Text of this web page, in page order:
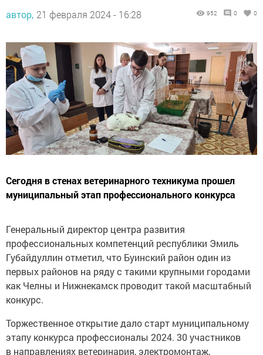
автор, 21 февраля 2024 - 16:28 952 0 0
Сегодня в стенах ветеринарного техникума прошел
муниципальный этап профессионального конкурса
Генеральный директор центра развития
профессиональных компетенций республики Эмиль
Губайдуллин отметил, что Буинский район один из
первых районов на ряду с такими крупными городами
как Челны и Нижнекамск проводит такой масштабный
конкурс.
Торжественное открытие дало старт муниципальному
этапу конкурса профессионалы 2024. 30 участников
в направлениях ветеринария, электромонтаж,